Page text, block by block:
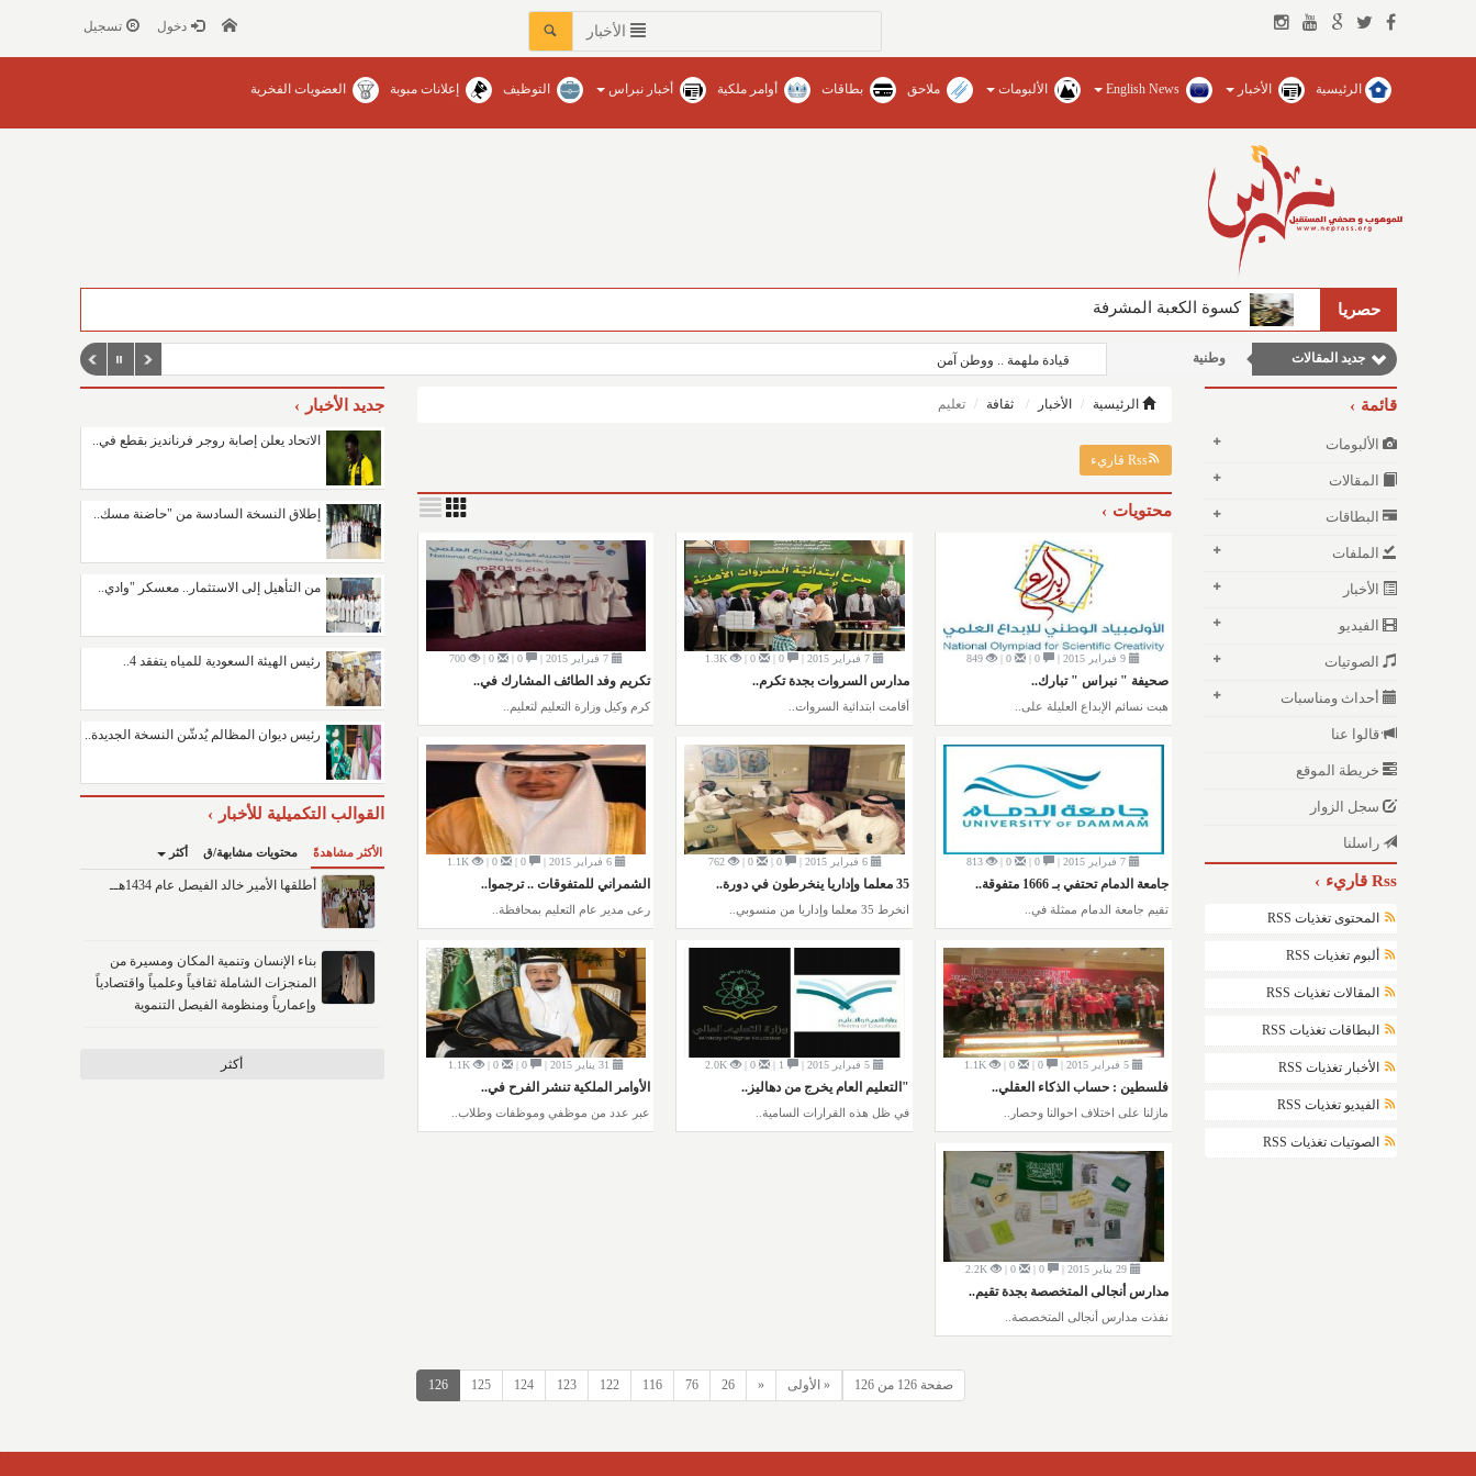
الأخبار دخول تسجيل
الرئيسية الأخبار English News الألبومات ملاحق بطاقات أوامر ملكية أخبار نبراس التوظيف إعلانات مبوبة العضويات الفخرية
حصريا كسوة الكعبة المشرفة
جديد المقالات
نوافذ الثقافة و الأدب
مقالات علمية
وطنية قيادة ملهمة .. ووطن آمن
قائمة
الألبومات
المقالات
البطاقات
الملفات
الأخبار
الفيديو
الصوتيات
أحداث ومناسبات
قالوا عنا
خريطة الموقع
سجل الزوار
راسلنا
Rss قاريء
المحتوى تغذيات RSS
ألبوم تغذيات RSS
المقالات تغذيات RSS
البطاقات تغذيات RSS
الأخبار تغذيات RSS
الفيديو تغذيات RSS
الصوتيات تغذيات RSS
الرئيسية الأخبار ثقافة تعليم
Rss قاريء
محتويات
9 فبراير 2015 | 0 |
0 |
849
صحيفة " نبراس " تبارك..
هبت نسائم الإبداع العليلة على..
7 فبراير 2015 | 0 |
0 |
1.3K
مدارس السروات بجدة تكرم..
أقامت ابتدائية السروات..
7 فبراير 2015 | 0 |
0 |
700
تكريم وفد الطائف المشارك في..
كرم وكيل وزارة التعليم لتعليم..
7 فبراير 2015 | 0 |
0 |
813
جامعة الدمام تحتفي بـ 1666 متفوقة..
تقيم جامعة الدمام ممثلة في..
6 فبراير 2015 | 0 |
0 |
762
35 معلما وإداريا ينخرطون في دورة..
انخرط 35 معلما وإداريا من منسوبي..
6 فبراير 2015 | 0 |
0 |
1.1K
الشمراني للمتفوقات .. ترجموا..
رعى مدير عام التعليم بمحافظة..
5 فبراير 2015 | 0 |
0 |
1.1K
فلسطين : حساب الذكاء العقلي..
مازلنا على اختلاف احوالنا وحصار..
5 فبراير 2015 | 1 |
0 |
2.0K
"التعليم العام يخرج من دهاليز..
في ظل هذه القرارات السامية..
31 يناير 2015 | 0 |
0 |
1.1K
الأوامر الملكية تنشر الفرح في..
عبر عدد من موظفي وموظفات وطلاب..
29 يناير 2015 | 0 |
0 |
2.2K
مدارس أنجالى المتخصصة بجدة تقيم..
نفذت مدارس أنجالى المتخصصة..
صفحة 126 من 126 « الأولى «
26
76
116
122
123
124
125
126
جديد الأخبار
الاتحاد يعلن إصابة روجر فرنانديز بقطع في..
إطلاق النسخة السادسة من "حاضنة مسك..
من التأهيل إلى الاستثمار.. معسكر "وادي..
رئيس الهيئة السعودية للمياه يتفقد 4..
رئيس ديوان المظالم يُدشّن النسخة الجديدة..
القوالب التكميلية للأخبار
الأكثر مشاهدةً محتويات مشابهة/ق أكثر
أطلقها الأمير خالد الفيصل عام 1434هــ
بناء الإنسان وتنمية المكان ومسيرة من
المنجزات الشاملة ثقافياً وعلمياً واقتصادياً
وإعمارياً ومنظومة الفيصل التنموية
أكثر